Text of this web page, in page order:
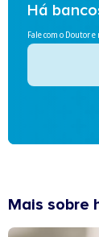
Há
Fale com o Doutor
Mais sobre